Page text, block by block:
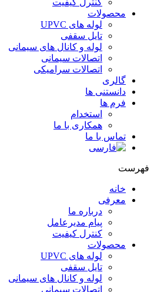
کنترل کیفیت
محصولات
لوله های UPVC
تایل سقفی
لوله و کانال های سیمانی
اتصالات سیمانی
اتصالات سرامیکی
گالری
دانستنی ها
فرم ها
استخدام
همکاری با ما
تماس با ما
فهرست
خانه
معرفی
درباره ما
پیام مدیرعامل
کنترل کیفیت
محصولات
لوله های UPVC
تایل سقفی
لوله و کانال های سیمانی
اتصالات سیمانی